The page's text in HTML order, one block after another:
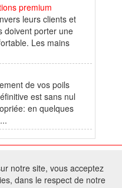
premium
leurs clients et
doivent porter une
Les mains
de vos poils
est sans nul
en quelques
du contenu de ce site, même
notre site, vous acceptez
dans le respect de notre